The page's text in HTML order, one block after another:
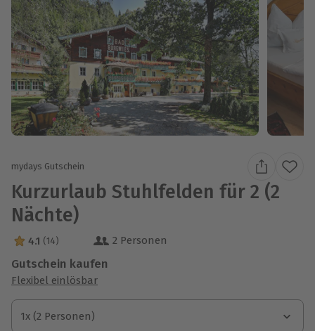
mydays Gutschein
Kurzurlaub Stuhlfelden für 2 (2
Nächte)
4.1 Sterne von 5 aus 14 Bewertungen
4.1 (14) 2 Personen
Gutschein kaufen
Flexibel einlösbar
1x (2 Personen)
1x (2 Personen)
1x (2 Personen)